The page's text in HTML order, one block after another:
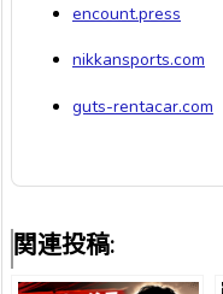
encount.press
nikkansports.com
guts-rentacar.com
関連投稿: